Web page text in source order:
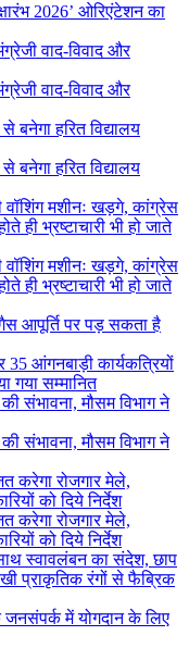
2026’ ओरिएंटेशन का
वाद-विवाद और
वाद-विवाद और
बनेगा हरित विद्यालय
बनेगा हरित विद्यालय
वॉशिंग मशीनः खड़गे, कांग्रेस
ही भ्रष्टाचारी भी हो जाते
वॉशिंग मशीनः खड़गे, कांग्रेस
ही भ्रष्टाचारी भी हो जाते
आपूर्ति पर पड़ सकता है
आंगनबाड़ी कार्यकत्रियों
गया सम्मानित
संभावना, मौसम विभाग ने
संभावना, मौसम विभाग ने
करेगा रोजगार मेले,
को दिये निर्देश
करेगा रोजगार मेले,
को दिये निर्देश
स्वावलंबन का संदेश, छाप
प्राकृतिक रंगों से फैब्रिक
में योगदान के लिए